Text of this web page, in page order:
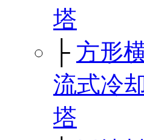
塔
├ 方形
流式冷
塔